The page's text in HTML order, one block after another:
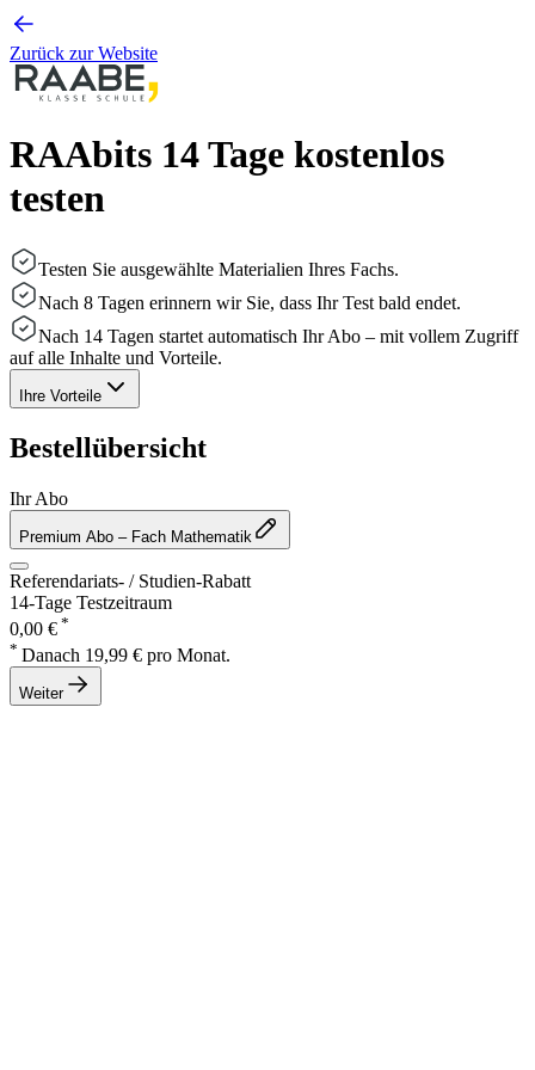
Zurück zur Website
RAAbits 14 Tage kostenlos
testen
Testen Sie ausgewählte Materialien Ihres Fachs.
Nach 8 Tagen erinnern wir Sie, dass Ihr Test bald endet.
Nach 14 Tagen startet automatisch Ihr Abo – mit vollem Zugriff
auf alle Inhalte und Vorteile.
Ihre Vorteile
Bestellübersicht
Ihr Abo
Premium Abo – Fach Mathematik
Referendariats- / Studien-Rabatt
14-Tage Testzeitraum
0,00 € *
* Danach 19,99 € pro Monat.
Weiter